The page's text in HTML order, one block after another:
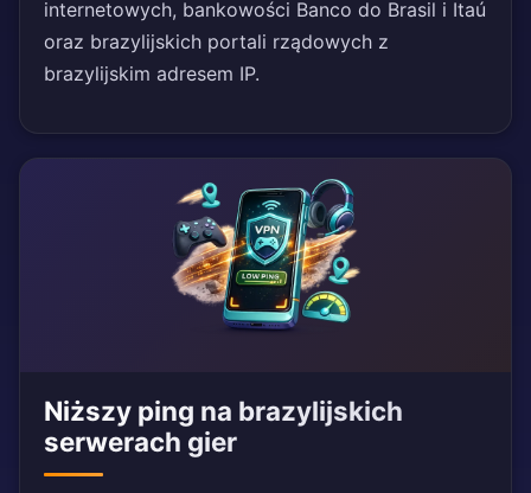
internetowych, bankowości Banco do Brasil i Itaú
oraz brazylijskich portali rządowych z
brazylijskim adresem IP.
Niższy ping na brazylijskich
serwerach gier